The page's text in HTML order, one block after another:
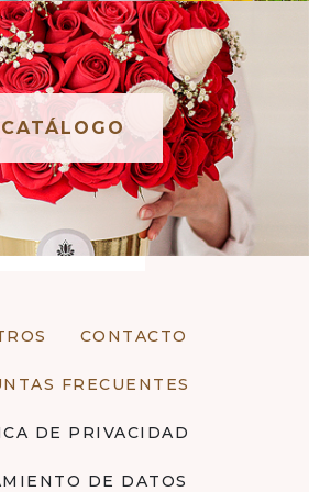
CATÁLOGO
CONTACTO
FRECUENTES
DE PRIVACIDAD
DE DATOS